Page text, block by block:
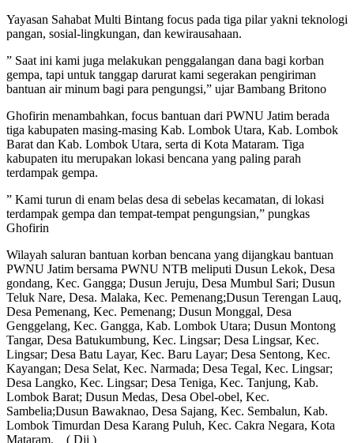
Yayasan Sahabat Multi Bintang focus pada tiga pilar yakni teknologi
pangan, sosial-lingkungan, dan kewirausahaan.
” Saat ini kami juga melakukan penggalangan dana bagi korban
gempa, tapi untuk tanggap darurat kami segerakan pengiriman
bantuan air minum bagi para pengungsi,” ujar Bambang Britono
Ghofirin menambahkan, focus bantuan dari PWNU Jatim berada
tiga kabupaten masing-masing Kab. Lombok Utara, Kab. Lombok
Barat dan Kab. Lombok Utara, serta di Kota Mataram. Tiga
kabupaten itu merupakan lokasi bencana yang paling parah
terdampak gempa.
” Kami turun di enam belas desa di sebelas kecamatan, di lokasi
terdampak gempa dan tempat-tempat pengungsian,” pungkas
Ghofirin
Wilayah saluran bantuan korban bencana yang dijangkau bantuan
PWNU Jatim bersama PWNU NTB meliputi Dusun Lekok, Desa
gondang, Kec. Gangga; Dusun Jeruju, Desa Mumbul Sari; Dusun
Teluk Nare, Desa. Malaka, Kec. Pemenang;Dusun Terengan Lauq,
Desa Pemenang, Kec. Pemenang; Dusun Monggal, Desa
Genggelang, Kec. Gangga, Kab. Lombok Utara; Dusun Montong
Tangar, Desa Batukumbung, Kec. Lingsar; Desa Lingsar, Kec.
Lingsar; Desa Batu Layar, Kec. Baru Layar; Desa Sentong, Kec.
Kayangan; Desa Selat, Kec. Narmada; Desa Tegal, Kec. Lingsar;
Desa Langko, Kec. Lingsar; Desa Teniga, Kec. Tanjung, Kab.
Lombok Barat; Dusun Medas, Desa Obel-obel, Kec.
Sambelia;Dusun Bawaknao, Desa Sajang, Kec. Sembalun, Kab.
Lombok Timurdan Desa Karang Puluh, Kec. Cakra Negara, Kota
Mataram. ( Dji )